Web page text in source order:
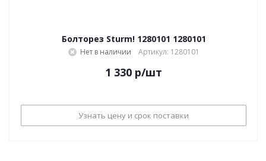
Болторез Sturm! 1280101 1280101
Нет в наличии Артикул: 1280101
1 330 р/шт
Узнать цену и срок поставки